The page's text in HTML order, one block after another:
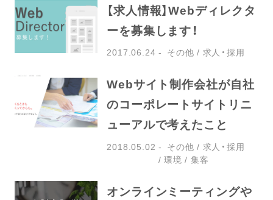
【求人情報】Webディレクタ
ーを募集します！
2017.06.24 その他 求人・採用
Webサイト制作会社が自社
のコーポレートサイトリニ
ューアルで考えたこと
2018.05.02 その他
求人・採用
環境
集客
オンラインミーティングや